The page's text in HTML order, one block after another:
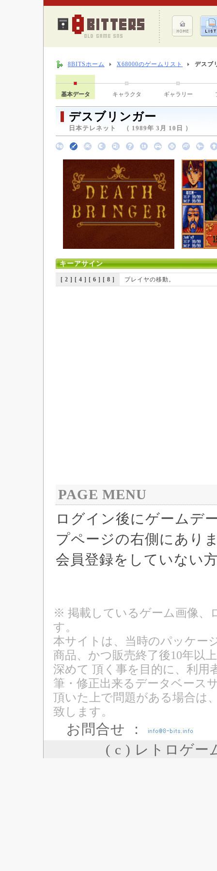
8BITSホーム X68000のゲームリスト デスブ
基本データ キャラクタ ギャラリー
デスブリンガー
日本テレネット （ 1989年 3月 10日 ）
キーアサイン
[ 2 ] [ 4 ] [ 6 ] [ 8 ] プレイヤの移動。
PAGE MENU
ログイン後にゲームデ
プページの右側にあり
会員登録をしていない
※ 掲載しているゲーム画像、
す。
本サイトは、当時のパッケー
商品、かつ販売終了後10年以
深めて 頂く事を目的に、利用
筆・修正出来るデータベース
頂いた上で問題がある場合は
致します。
お問合せ ：
( c ) レトロゲー